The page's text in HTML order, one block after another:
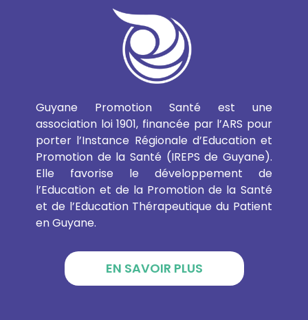
Guyane Promotion Santé est une
association loi 1901, financée par l’ARS pour
porter l’Instance Régionale d’Education et
Promotion de la Santé (IREPS de Guyane).
Elle favorise le développement de
l’Education et de la Promotion de la Santé
et de l’Education Thérapeutique du Patient
en Guyane.
EN SAVOIR PLUS